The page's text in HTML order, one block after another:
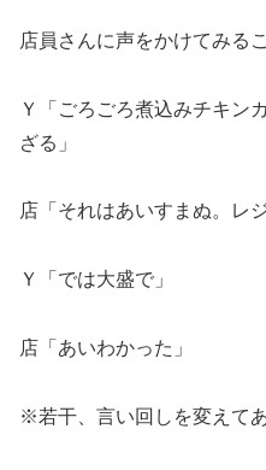
店員さんに声をかけてみる
Ｙ「ごろごろ煮込みチキン
ざる」
店「それはあいすまぬ。レ
Ｙ「では大盛で」
店「あいわかった」
※若干、言い回しを変えて